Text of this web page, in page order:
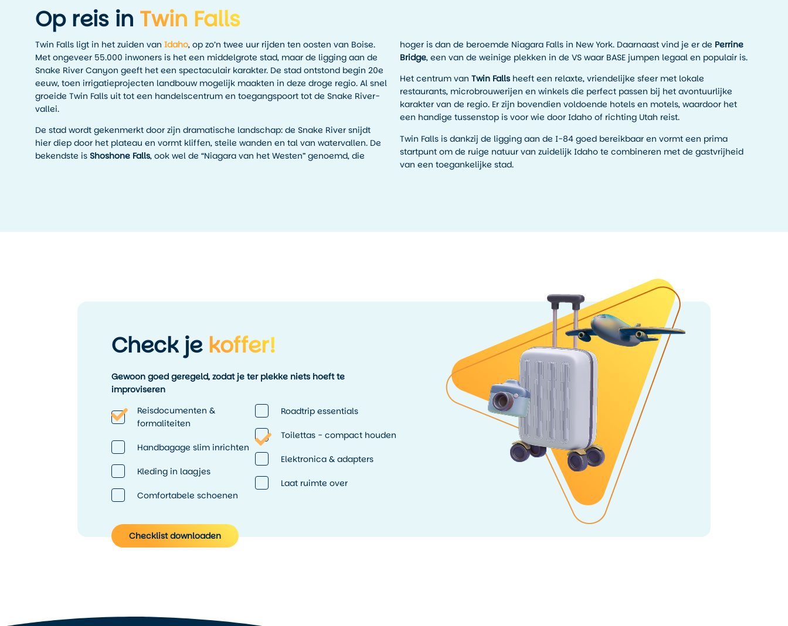
Op reis in Twin Falls
Twin Falls ligt in het zuiden van Idaho, op zo’n twee uur rijden ten oosten van Boise.
Met ongeveer 55.000 inwoners is het een middelgrote stad, maar de ligging aan de
Snake River Canyon geeft het een spectaculair karakter. De stad ontstond begin 20e
eeuw, toen irrigatieprojecten landbouw mogelijk maakten in deze droge regio. Al snel
groeide Twin Falls uit tot een handelscentrum en toegangspoort tot de Snake River-
vallei.
De stad wordt gekenmerkt door zijn dramatische landschap: de Snake River snijdt
hier diep door het plateau en vormt kliffen, steile wanden en tal van watervallen. De
bekendste is Shoshone Falls, ook wel de “Niagara van het Westen” genoemd, die
hoger is dan de beroemde Niagara Falls in New York. Daarnaast vind je er de Perrine
Bridge, een van de weinige plekken in de VS waar BASE jumpen legaal en populair is.
Het centrum van Twin Falls heeft een relaxte, vriendelijke sfeer met lokale
restaurants, microbrouwerijen en winkels die perfect passen bij het avontuurlijke
karakter van de regio. Er zijn bovendien voldoende hotels en motels, waardoor het
een handige tussenstop is voor wie door Idaho of richting Utah reist.
Twin Falls is dankzij de ligging aan de I-84 goed bereikbaar en vormt een prima
startpunt om de ruige natuur van zuidelijk Idaho te combineren met de gastvrijheid
van een toegankelijke stad.
Checklist downloaden
Check je koffer!
Gewoon goed geregeld, zodat je ter plekke niets hoeft te
improviseren
Reisdocumenten &
formaliteiten
Handbagage slim inrichten
Kleding in laagjes
Comfortabele schoenen
Roadtrip essentials
Toilettas - compact houden
Elektronica & adapters
Laat ruimte over